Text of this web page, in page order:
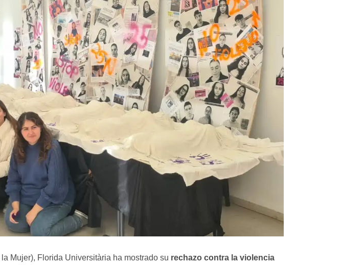
Mujer), Florida Universitària ha mostrado su rechazo contra la violencia